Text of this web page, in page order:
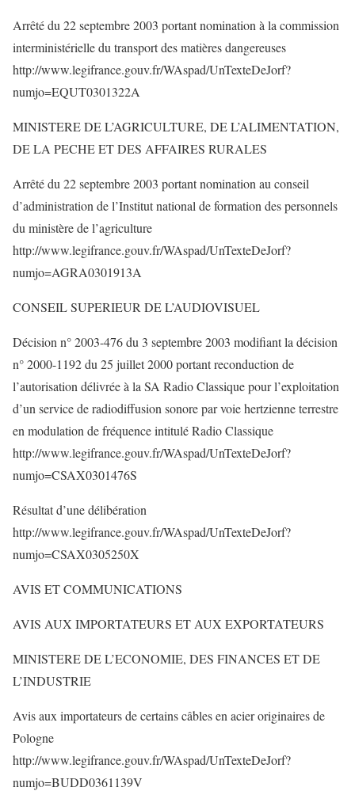
Arrêté du 22 septembre 2003 portant nomination à la commission
interministérielle du transport des matières dangereuses
http://www.legifrance.gouv.fr/WAspad/UnTexteDeJorf?
numjo=EQUT0301322A
MINISTERE DE L’AGRICULTURE, DE L’ALIMENTATION,
DE LA PECHE ET DES AFFAIRES RURALES
Arrêté du 22 septembre 2003 portant nomination au conseil
d’administration de l’Institut national de formation des personnels
du ministère de l’agriculture
http://www.legifrance.gouv.fr/WAspad/UnTexteDeJorf?
numjo=AGRA0301913A
CONSEIL SUPERIEUR DE L’AUDIOVISUEL
Décision n° 2003-476 du 3 septembre 2003 modifiant la décision
n° 2000-1192 du 25 juillet 2000 portant reconduction de
l’autorisation délivrée à la SA Radio Classique pour l’exploitation
d’un service de radiodiffusion sonore par voie hertzienne terrestre
en modulation de fréquence intitulé Radio Classique
http://www.legifrance.gouv.fr/WAspad/UnTexteDeJorf?
numjo=CSAX0301476S
Résultat d’une délibération
http://www.legifrance.gouv.fr/WAspad/UnTexteDeJorf?
numjo=CSAX0305250X
AVIS ET COMMUNICATIONS
AVIS AUX IMPORTATEURS ET AUX EXPORTATEURS
MINISTERE DE L’ECONOMIE, DES FINANCES ET DE
L’INDUSTRIE
Avis aux importateurs de certains câbles en acier originaires de
Pologne
http://www.legifrance.gouv.fr/WAspad/UnTexteDeJorf?
numjo=BUDD0361139V